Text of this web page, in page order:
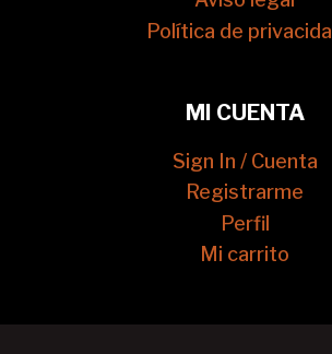
Política de
MI CUENTA
Sign In / Cuenta
Registrarme
Perfil
Mi carrito